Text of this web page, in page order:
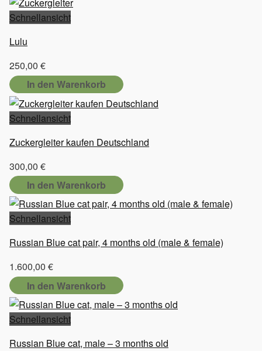
Schnellansicht
Lulu
250,00 €
In den Warenkorb
Schnellansicht
Zuckergleiter kaufen Deutschland
300,00 €
In den Warenkorb
Schnellansicht
Russian Blue cat pair, 4 months old (male & female)
1.600,00 €
In den Warenkorb
Schnellansicht
Russian Blue cat, male – 3 months old